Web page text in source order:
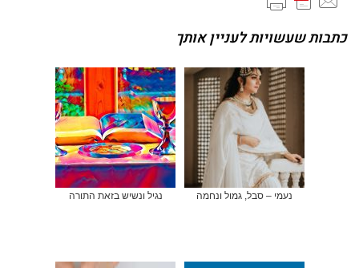
כתבות שעשויות לעניין אותך
נעמי – סבל, גמול ונחמה נגיל ונשיש בזאת התורה